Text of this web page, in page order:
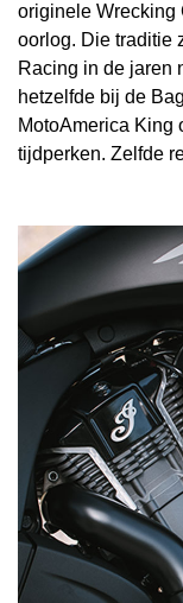
originele Wrecking
oorlog. Die traditie
Racing in de jaren
hetzelfde bij de
MotoAmerica King
tijdperken. Zelfde